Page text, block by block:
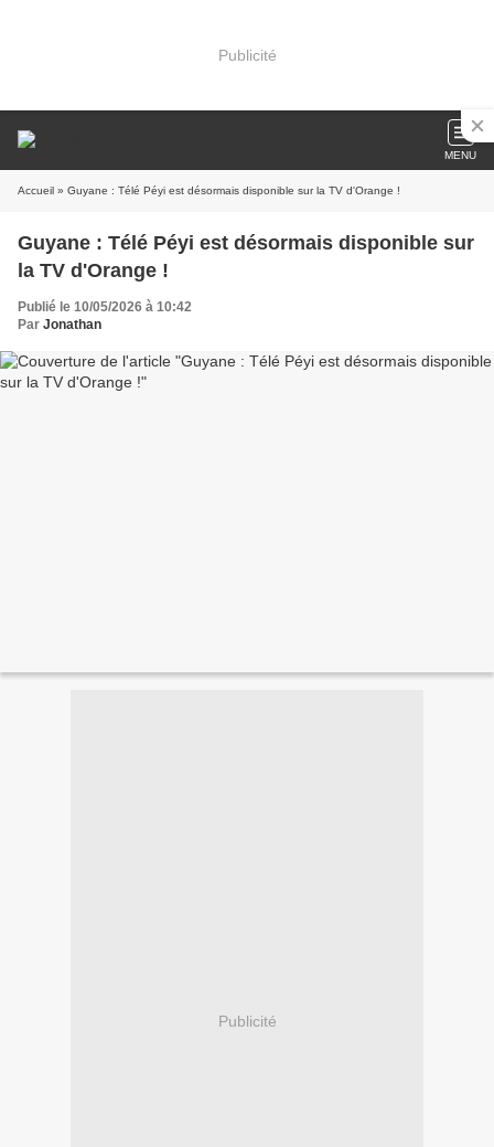
Publicité
MENU
Accueil » Guyane : Télé Péyi est désormais disponible sur la TV d'Orange !
Guyane : Télé Péyi est désormais disponible sur
la TV d'Orange !
Publié le 10/05/2026 à 10:42
Par Jonathan
Publicité